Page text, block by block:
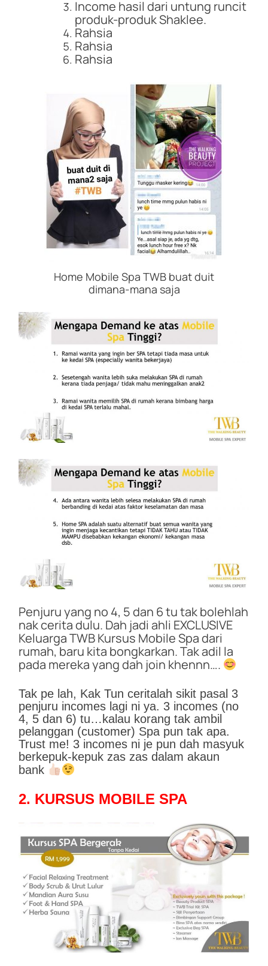
Income hasil dari untung runcit
produk-produk Shaklee.
Rahsia
Rahsia
Rahsia
Home Mobile Spa TWB buat duit
dimana-mana saja
Penjuru yang no 4, 5 dan 6 tu tak bolehlah
nak cerita dulu. Dah jadi ahli EXCLUSIVE
Keluarga TWB Kursus Mobile Spa dari
rumah, baru kita bongkarkan. Tak adil la
pada mereka yang dah join khennn….
Tak pe lah, Kak Tun ceritalah sikit pasal 3
penjuru incomes lagi ni ya. 3 incomes (no
4, 5 dan 6) tu…kalau korang tak ambil
pelanggan (customer) Spa pun tak apa.
Trust me! 3 incomes ni je pun dah masyuk
berkepuk-kepuk zas zas dalam akaun
bank
2. KURSUS MOBILE SPA